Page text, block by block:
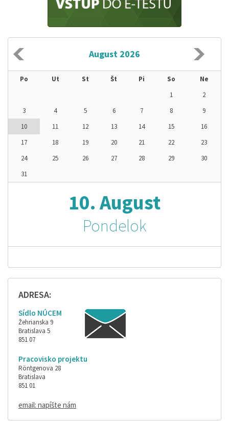
August 2026
Po Ut St Št Pi So
Ne
1
2
3
4 5 6 7 8
9
10
11 12 13 14 15
16
17
18 19 20 21 22
23
24
25 26 27 28 29
30
31
10. August
Pondelok
ADRESA:
Sídlo NÚCEM
Žehrianska 9
Bratislava 5
851 07
Pracovisko projektu
Röntgenova 28
Bratislava
851 01
email: napíšte nám